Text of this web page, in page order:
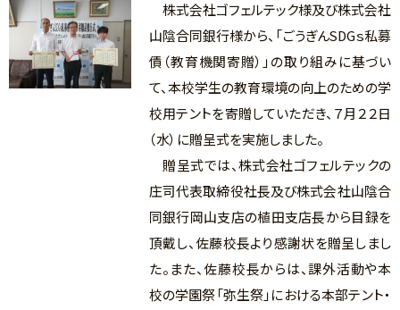
株式会社ゴフェルテック様及び株式会社
山陰合同銀行様から、「ごうぎんSDGｓ私募
債（教育機関寄贈）」の取り組みに基づい
て、本校学生の教育環境の向上のための学
校用テントを寄贈していただき、７月２２日
（水）に贈呈式を実施しました。
贈呈式では、株式会社ゴフェルテックの
庄司代表取締役社長及び株式会社山陰合
同銀行岡山支店の植田支店長から目録を
頂戴し、佐藤校長より感謝状を贈呈しまし
た。また、佐藤校長からは、課外活動や本
校の学園祭「弥生祭」における本部テント・